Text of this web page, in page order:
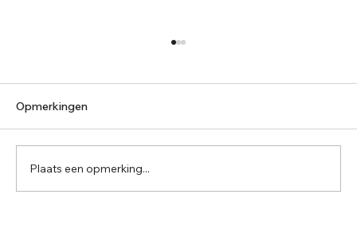
Opmerkingen
Plaats een opmerking...